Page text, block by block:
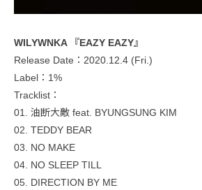
WILYWNKA 『EAZY EAZY』
Release Date：2020.12.4 (Fri.)
Label：1%
Tracklist：
01. 油断大敵 feat. BYUNGSUNG KIM
02. TEDDY BEAR
03. NO MAKE
04. NO SLEEP TILL
05. DIRECTION BY ME